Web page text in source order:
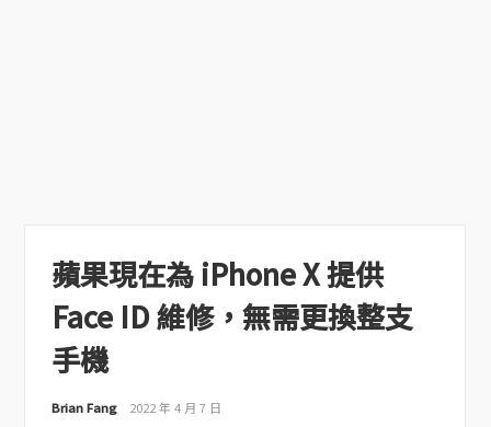
蘋果現在為 iPhone X 提供
Face ID 維修，無需更換整支
手機
Brian Fang 2022 年 4 月 7 日